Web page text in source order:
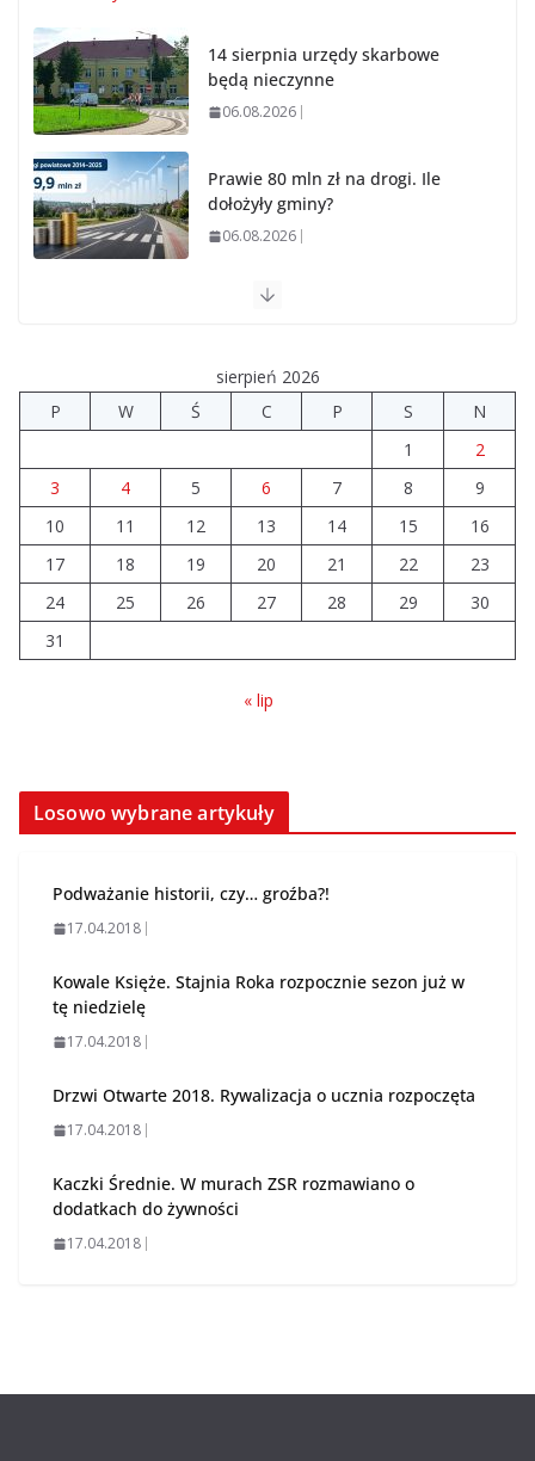
14 sierpnia urzędy skarbowe
będą nieczynne
06.08.2026
Prawie 80 mln zł na drogi. Ile
dołożyły gminy?
06.08.2026
Szkoła we Władysławowie
Prawie 20 tys. zł dla dyrektora
szpitala. Podwyżka mimo
finansowych problemów
04.08.2026
Upały groźne dla zwierząt.
Weterynaria apeluje
sierpień 2026
P
W Ś C P S
N
1
2
3
4 5 6 7 8
9
10
11 12 13 14 15
16
17
18 19 20 21 22
23
24
25 26 27 28 29
30
31
« lip
Losowo wybrane artykuły
Podważanie historii, czy… groźba?!
17.04.2018
Kowale Księże. Stajnia Roka rozpocznie sezon już w
tę niedzielę
17.04.2018
Drzwi Otwarte 2018. Rywalizacja o ucznia rozpoczęta
17.04.2018
Kaczki Średnie. W murach ZSR rozmawiano o
dodatkach do żywności
17.04.2018